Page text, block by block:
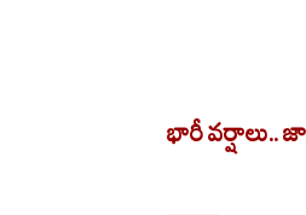
భారీ వర్షాలు..